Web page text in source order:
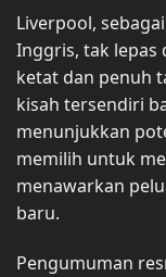
Liverpool,
Inggris, tak lepas
ketat dan penuh
kisah tersendiri
menunjukkan
memilih untuk
menawarkan
baru.
Pengumuman